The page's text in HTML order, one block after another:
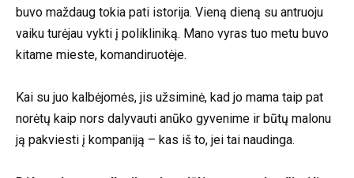
buvo maždaug tokia pati istorija. Vieną dieną su antruoju
vaiku turėjau vykti į polikliniką. Mano vyras tuo metu buvo
kitame mieste, komandiruotėje.
Kai su juo kalbėjomės, jis užsiminė, kad jo mama taip pat
norėtų kaip nors dalyvauti anūko gyvenime ir būtų malonu
ją pakviesti į kompaniją – kas iš to, jei tai naudinga.